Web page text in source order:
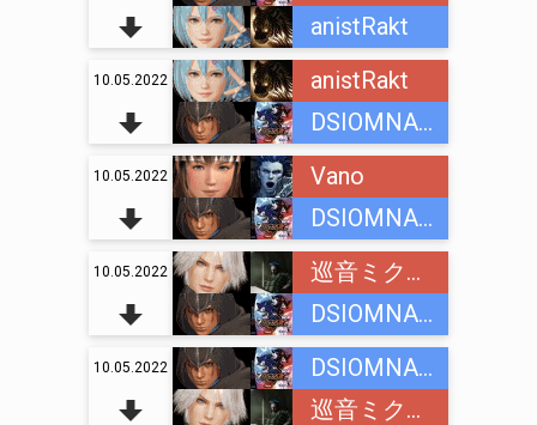
anistRakt
10.05.2022
anistRakt
DSIOMNAINC
10.05.2022
Vano
DSIOMNAINC
10.05.2022
巡音ミクオ (Megurine Mikuo)
DSIOMNAINC
10.05.2022
DSIOMNAINC
巡音ミクオ (Megurine Mikuo)